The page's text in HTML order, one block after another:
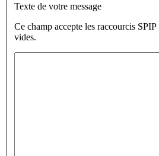
Texte de votre message
Ce champ accepte les raccourcis SPIP
vides.